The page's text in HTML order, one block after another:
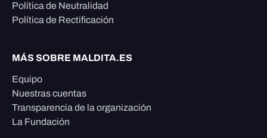
Política de Neutralidad
Política de Rectificación
MÁS SOBRE MALDITA.ES
Equipo
Nuestras cuentas
Transparencia de la organización
La Fundación